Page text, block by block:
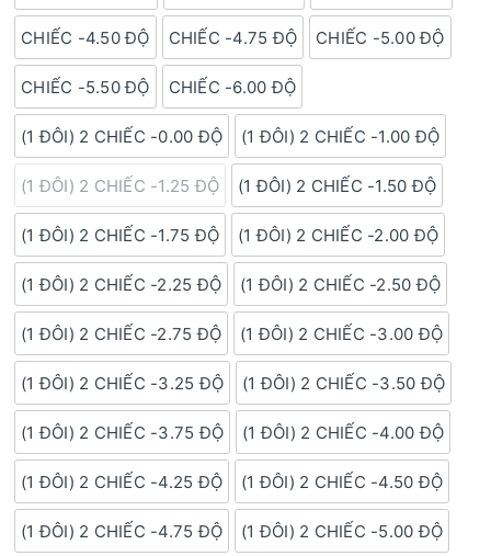
CHIẾC -4.50 ĐỘ CHIẾC -4.75 ĐỘ CHIẾC -5.00 ĐỘ
CHIẾC -5.50 ĐỘ CHIẾC -6.00 ĐỘ
(1 ĐÔI) 2 CHIẾC -0.00 ĐỘ (1 ĐÔI) 2 CHIẾC -1.00 ĐỘ
(1 ĐÔI) 2 CHIẾC -1.25 ĐỘ (1 ĐÔI) 2 CHIẾC -1.50 ĐỘ
(1 ĐÔI) 2 CHIẾC -1.75 ĐỘ (1 ĐÔI) 2 CHIẾC -2.00 ĐỘ
(1 ĐÔI) 2 CHIẾC -2.25 ĐỘ (1 ĐÔI) 2 CHIẾC -2.50 ĐỘ
(1 ĐÔI) 2 CHIẾC -2.75 ĐỘ (1 ĐÔI) 2 CHIẾC -3.00 ĐỘ
(1 ĐÔI) 2 CHIẾC -3.25 ĐỘ (1 ĐÔI) 2 CHIẾC -3.50 ĐỘ
(1 ĐÔI) 2 CHIẾC -3.75 ĐỘ (1 ĐÔI) 2 CHIẾC -4.00 ĐỘ
(1 ĐÔI) 2 CHIẾC -4.25 ĐỘ (1 ĐÔI) 2 CHIẾC -4.50 ĐỘ
(1 ĐÔI) 2 CHIẾC -4.75 ĐỘ (1 ĐÔI) 2 CHIẾC -5.00 ĐỘ